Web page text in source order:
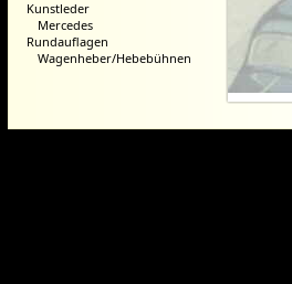
Kunstleder
Mercedes
Rundauflagen
Wagenheber/Hebebühnen